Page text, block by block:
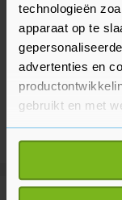
technologieën
apparaat op te
advertenties en
gebruikt en met
Als u het
locatie, die